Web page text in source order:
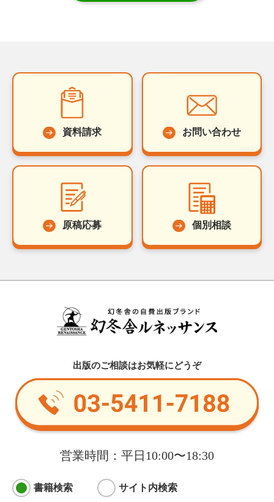
資料請求 お問い合わせ
原稿応募 個別相談
出版のご相談はお気軽にどうぞ
営業時間：平日10:00〜18:30
書籍検索 サイト内検索